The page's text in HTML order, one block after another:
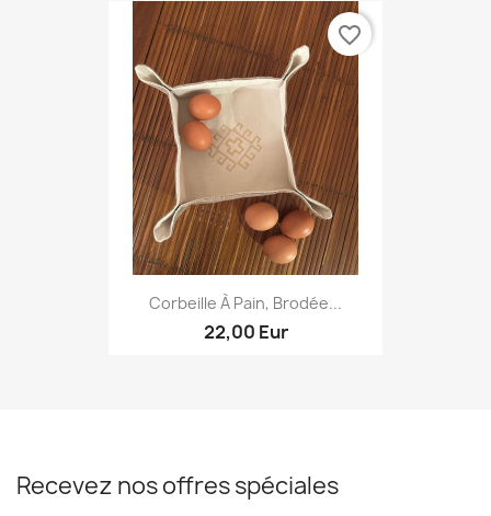
Corbeille À Pain, Brodée...
22,00 Eur
favorite_border
Recevez nos offres spéciales